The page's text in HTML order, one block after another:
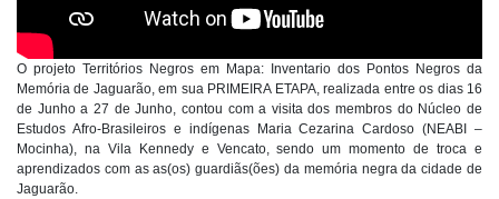
O projeto Territórios Negros em Mapa: Inventario dos Pontos Negros da
Memória de Jaguarão, em sua PRIMEIRA ETAPA, realizada entre os dias 16
de Junho a 27 de Junho, contou com a visita dos membros do Núcleo de
Estudos Afro-Brasileiros e indígenas Maria Cezarina Cardoso (NEABI –
Mocinha), na Vila Kennedy e Vencato, sendo um momento de troca e
aprendizados com as as(os) guardiãs(ões) da memória negra da cidade de
Jaguarão.